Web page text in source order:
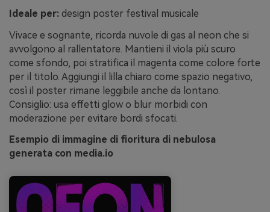
Ideale per: design poster festival musicale
Vivace e sognante, ricorda nuvole di gas al neon che si
avvolgono al rallentatore. Mantieni il viola più scuro
come sfondo, poi stratifica il magenta come colore forte
per il titolo. Aggiungi il lilla chiaro come spazio negativo,
così il poster rimane leggibile anche da lontano.
Consiglio: usa effetti glow o blur morbidi con
moderazione per evitare bordi sfocati.
Esempio di immagine di fioritura di nebulosa
generata con media.io